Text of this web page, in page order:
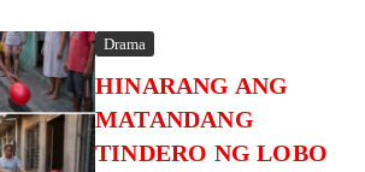
Drama
HINARANG ANG
MATANDANG
TINDERO NG LOBO